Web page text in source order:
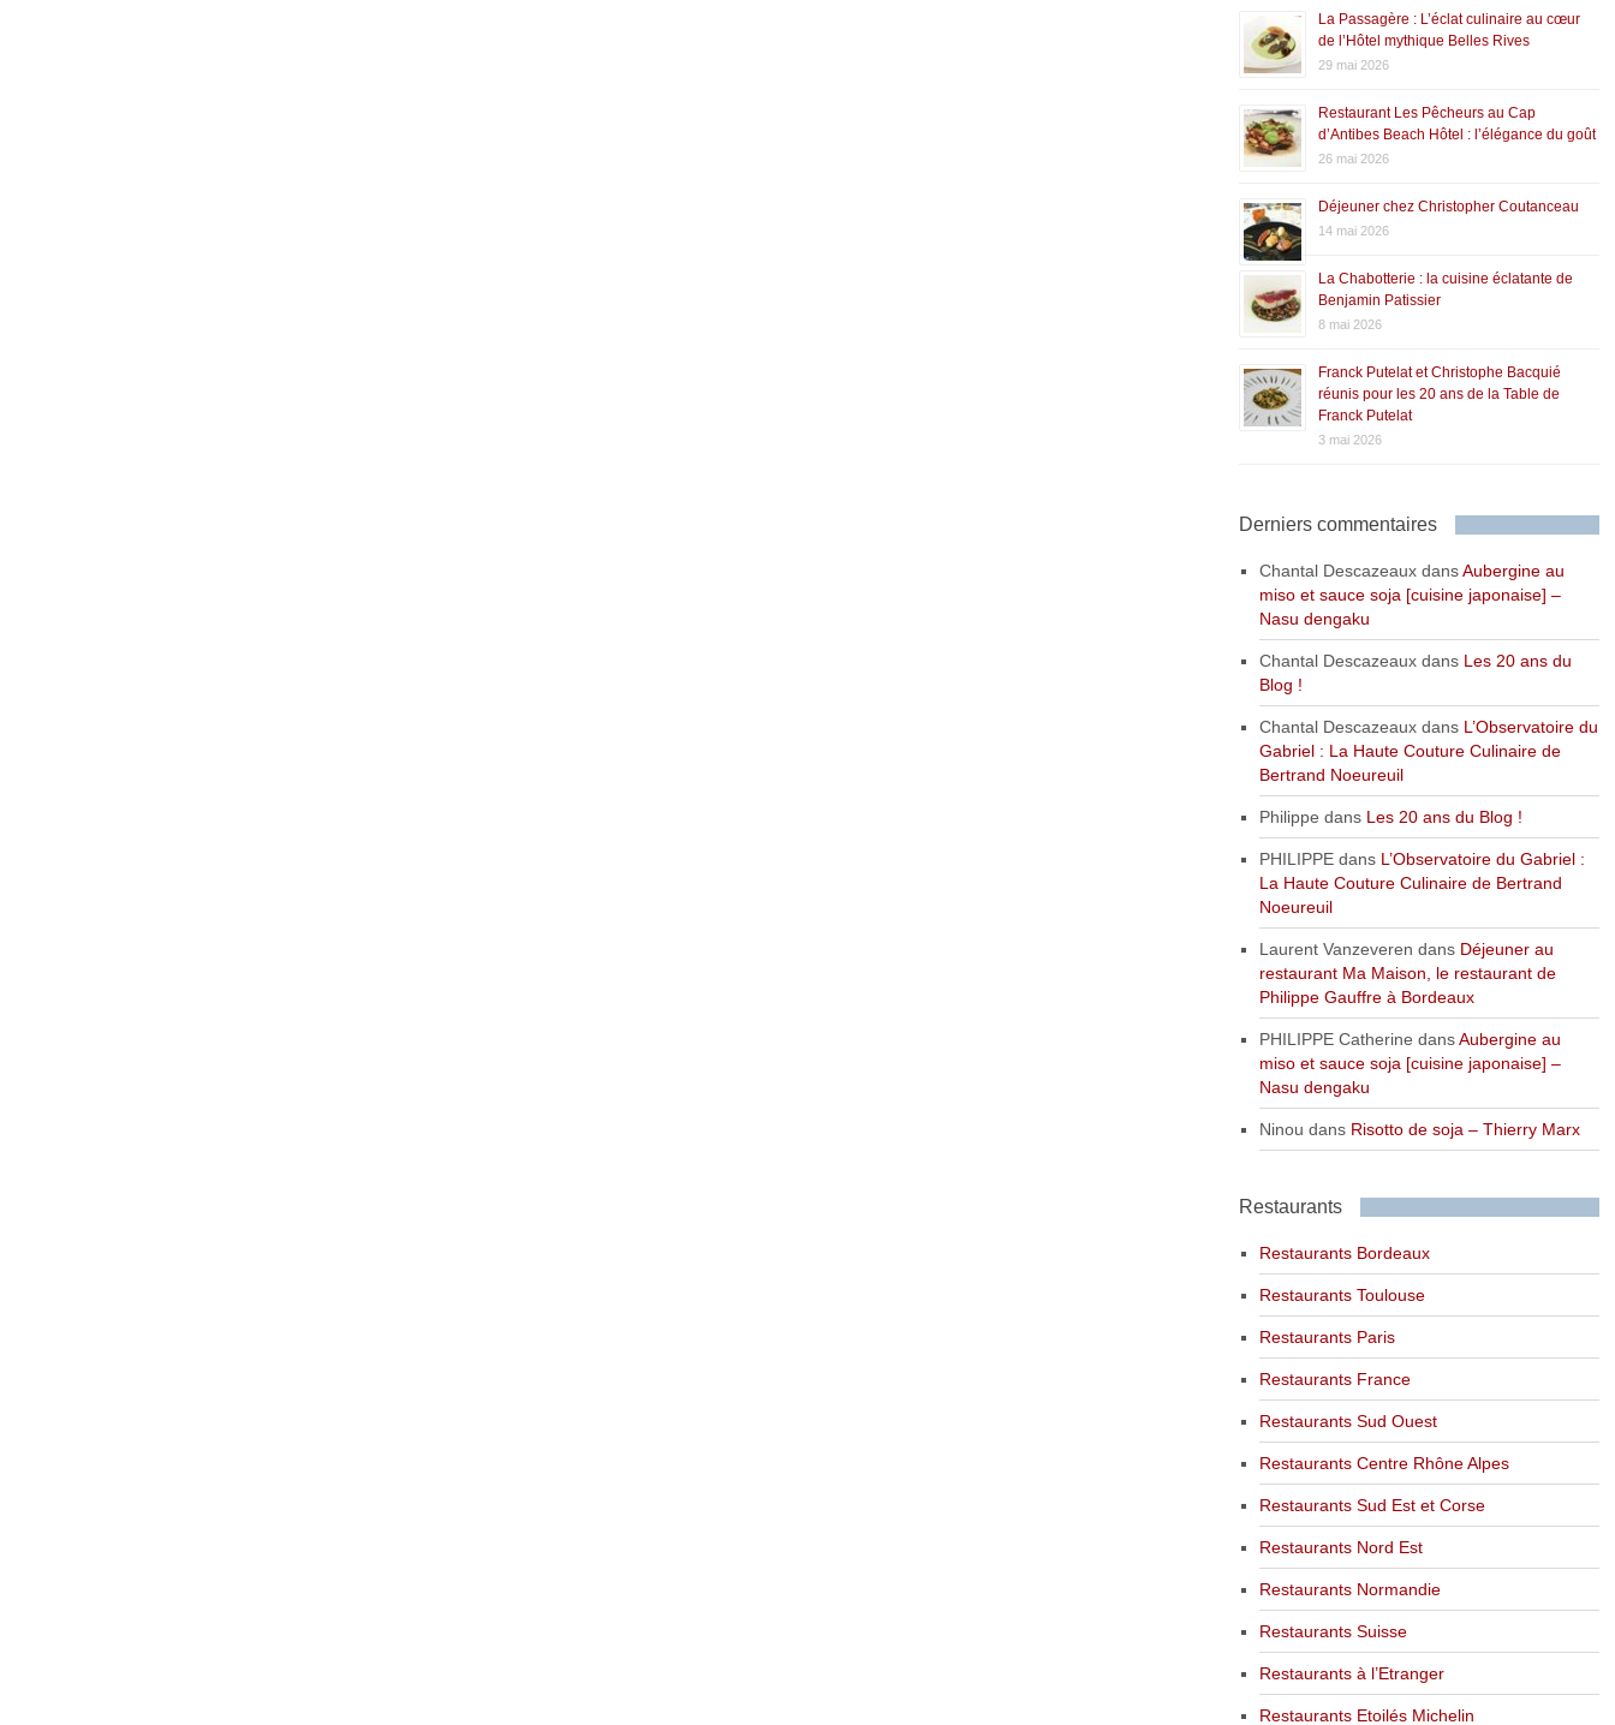
La Passagère : L’éclat culinaire au cœur
de l’Hôtel mythique Belles Rives
29 mai 2026
Restaurant Les Pêcheurs au Cap
d’Antibes Beach Hôtel : l’élégance du goût
26 mai 2026
Déjeuner chez Christopher Coutanceau
14 mai 2026
La Chabotterie : la cuisine éclatante de
Benjamin Patissier
8 mai 2026
Franck Putelat et Christophe Bacquié
réunis pour les 20 ans de la Table de
Franck Putelat
3 mai 2026
Derniers commentaires
Chantal DescazeauxdansAubergine au
miso et sauce soja [cuisine japonaise] –
Nasu dengaku
Chantal Descazeauxdans Les 20 ans du
Blog !
Chantal Descazeauxdans L’Observatoire du
Gabriel : La Haute Couture Culinaire de
Bertrand Noeureuil
Philippe dans Les 20 ans du Blog !
PHILIPPEdans L’Observatoire du Gabriel :
La Haute Couture Culinaire de Bertrand
Noeureuil
Laurent Vanzeveren dans Déjeuner au
restaurant Ma Maison, le restaurant de
Philippe Gauffre à Bordeaux
PHILIPPE Catherine dansAubergine au
miso et sauce soja [cuisine japonaise] –
Nasu dengaku
Ninou dans Risotto de soja – Thierry Marx
Restaurants
Restaurants Bordeaux
Restaurants Toulouse
Restaurants Paris
Restaurants France
Restaurants Sud Ouest
Restaurants Centre Rhône Alpes
Restaurants Sud Est et Corse
Restaurants Nord Est
Restaurants Normandie
Restaurants Suisse
Restaurants à l’Etranger
Restaurants Etoilés Michelin